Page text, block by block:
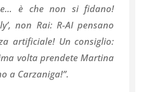
è che non si fidano!
non Rai: R-AI pensano
artificiale! Un consiglio:
volta prendete Martina
a Carzaniga!”.